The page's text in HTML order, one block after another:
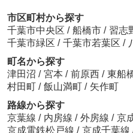
市区町村から探す
千葉市中央区 / 船橋市 / 習志
千葉市緑区 / 千葉市若葉区 /
町名から探す
津田沼 / 宮本 / 前原西 / 東船
村田町 / 飯山満町 / 矢作町
路線から探す
京葉線 / 内房線 / 外房線 / 京
京成電鉄松戸線 / 京成千葉線